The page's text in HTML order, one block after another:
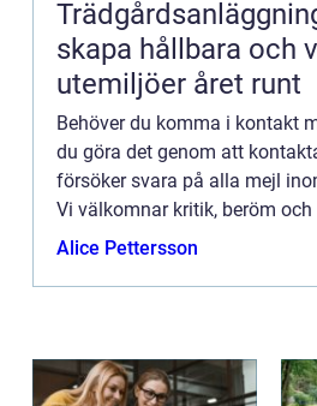
skapa hållbara och
utemiljöer året runt
Behöver du komma i kontakt
du göra det genom att
försöker svara på alla mejl
Vi välkomnar kritik, beröm
kommentarer till innehållet på
Alice Pettersson